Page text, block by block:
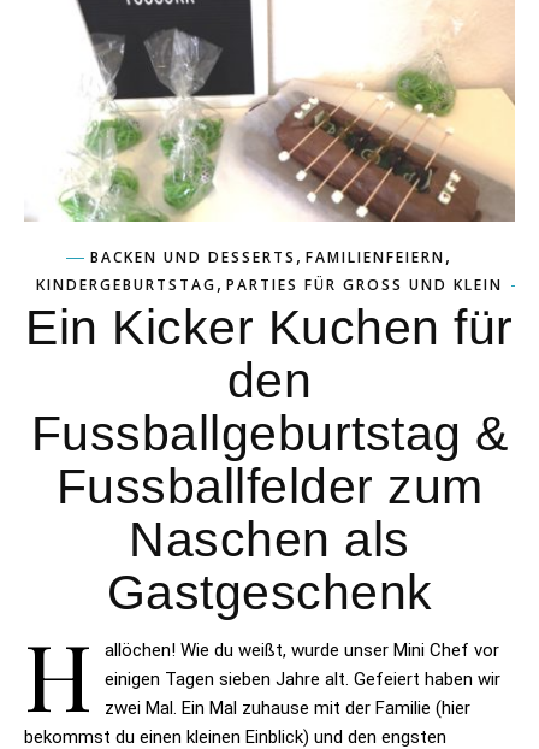
BACKEN UND DESSERTS , FAMILIENFEIERN,
KINDERGEBURTSTAG, PARTIES FÜR GROSS UND KLEIN
Ein Kicker Kuchen für
den
Fussballgeburtstag &
Fussballfelder zum
Naschen als
Gastgeschenk
H
allöchen! Wie du weißt, wurde unser Mini Chef vor
einigen Tagen sieben Jahre alt. Gefeiert haben wir
zwei Mal. Ein Mal zuhause mit der Familie (hier
bekommst du einen kleinen Einblick) und den engsten